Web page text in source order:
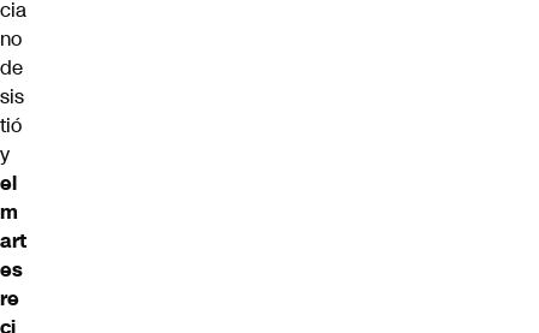
cia
no
de
sis
tió
y
el
m
art
es
re
ci